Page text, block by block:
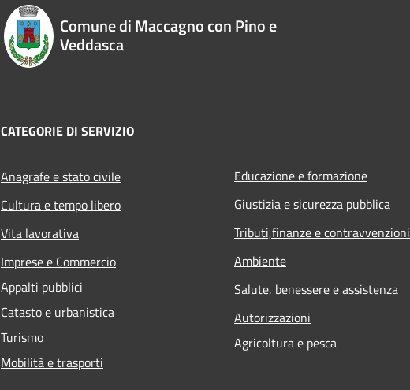
Comune di Maccagno con Pino e
Veddasca
CATEGORIE DI SERVIZIO
Anagrafe e stato civile
Cultura e tempo libero
Vita lavorativa
Imprese e Commercio
Appalti pubblici
Catasto e urbanistica
Turismo
Mobilità e trasporti
Educazione e formazione
Giustizia e sicurezza pubblica
Tributi,finanze e contravvenzioni
Ambiente
Salute, benessere e assistenza
Autorizzazioni
Agricoltura e pesca